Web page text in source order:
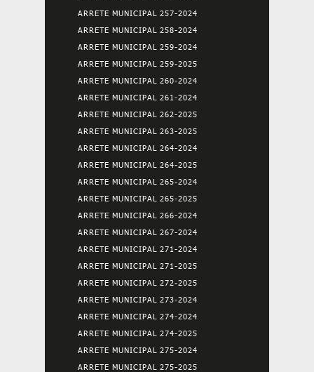
ARRETE MUNICIPAL 257-2024
ARRETE MUNICIPAL 258-2024
ARRETE MUNICIPAL 259-2024
ARRETE MUNICIPAL 259-2025
ARRETE MUNICIPAL 260-2024
ARRETE MUNICIPAL 261-2024
ARRETE MUNICIPAL 262-2025
ARRETE MUNICIPAL 263-2025
ARRETE MUNICIPAL 264-2024
ARRETE MUNICIPAL 264-2025
ARRETE MUNICIPAL 265-2024
ARRETE MUNICIPAL 265-2025
ARRETE MUNICIPAL 266-2024
ARRETE MUNICIPAL 267-2024
ARRETE MUNICIPAL 271-2024
ARRETE MUNICIPAL 271-2025
ARRETE MUNICIPAL 272-2025
ARRETE MUNICIPAL 273-2024
ARRETE MUNICIPAL 274-2024
ARRETE MUNICIPAL 274-2025
ARRETE MUNICIPAL 275-2024
ARRETE MUNICIPAL 275-2025